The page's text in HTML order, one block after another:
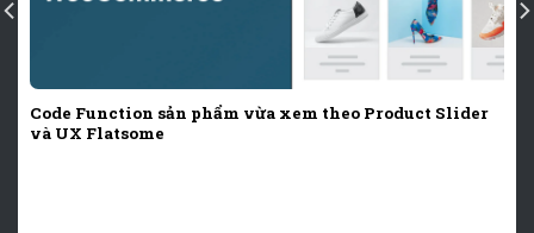
Code Function sản phẩm vừa xem theo Product Slider
và UX Flatsome